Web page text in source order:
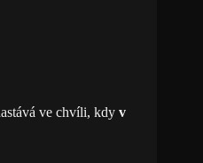
ve chvíli, kdy v